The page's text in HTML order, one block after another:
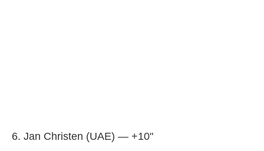
6. Jan Christen (UAE) — +10"